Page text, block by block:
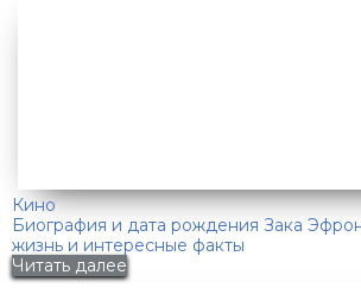
Кино
Биография и дата рождения Зака
жизнь и интересные факты
Читать далее